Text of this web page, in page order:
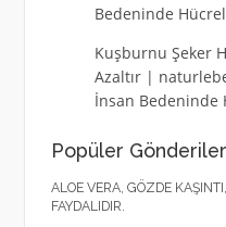
Bedeninde
Kuşburnu Şeker
Azaltır |
İnsan Bedeninde
Popüler Gönderiler
ALOE VERA, GÖZDE
FAYDALIDIR.